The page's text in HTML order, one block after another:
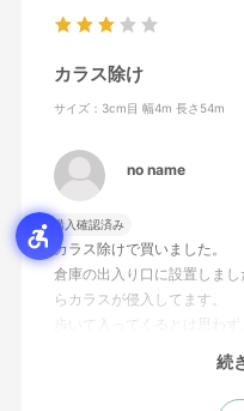
カラス除け
サイズ：3cm目 幅4m 長さ54m
no name
購入確認済み
カラス除けで買いました。
倉庫の出入り口に設置しま
らカラスが侵入してます。
歩いて入ってくるとは思わ
続